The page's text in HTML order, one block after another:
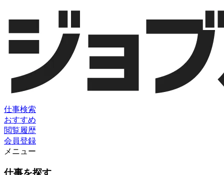
仕事検索
おすすめ
閲覧履歴
会員登録
メニュー
仕事を探す